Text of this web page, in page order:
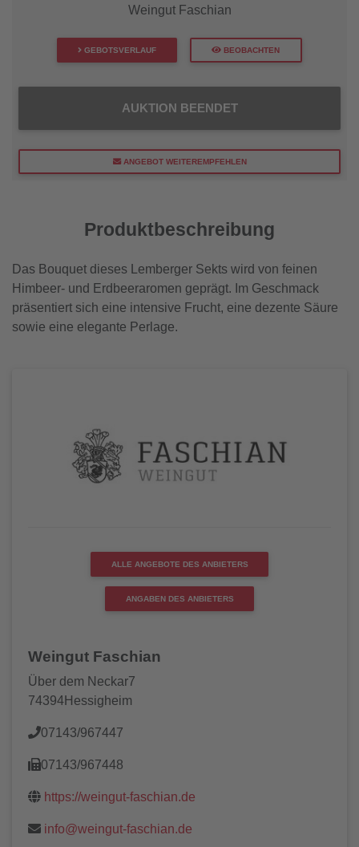
Weingut Faschian
GEBOTSVERLAUF BEOBACHTEN
AUKTION BEENDET
ANGEBOT WEITEREMPFEHLEN
Produktbeschreibung
Das Bouquet dieses Lemberger Sekts wird von feinen
Himbeer- und Erdbeeraromen geprägt. Im Geschmack
präsentiert sich eine intensive Frucht, eine dezente Säure
sowie eine elegante Perlage.
ALLE ANGEBOTE DES ANBIETERS
ANGABEN DES ANBIETERS
Weingut Faschian
Über dem Neckar7
74394Hessigheim
07143/967447
07143/967448
https://weingut-faschian.de
info@weingut-faschian.de